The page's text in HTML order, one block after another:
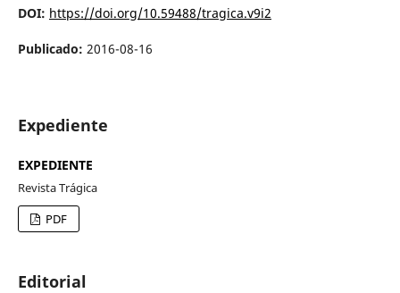
DOI: https://doi.org/10.59488/tragica.v9i2
Publicado: 2016-08-16
Expediente
EXPEDIENTE
Revista Trágica
PDF
Editorial